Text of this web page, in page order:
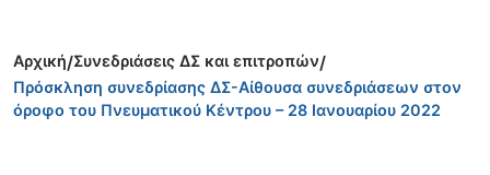
Αρχική/Συνεδριάσεις ΔΣ και επιτροπών/
Πρόσκληση συνεδρίασης ΔΣ-Αίθουσα συνεδριάσεων στον
όροφο του Πνευματικού Κέντρου – 28 Ιανουαρίου 2022